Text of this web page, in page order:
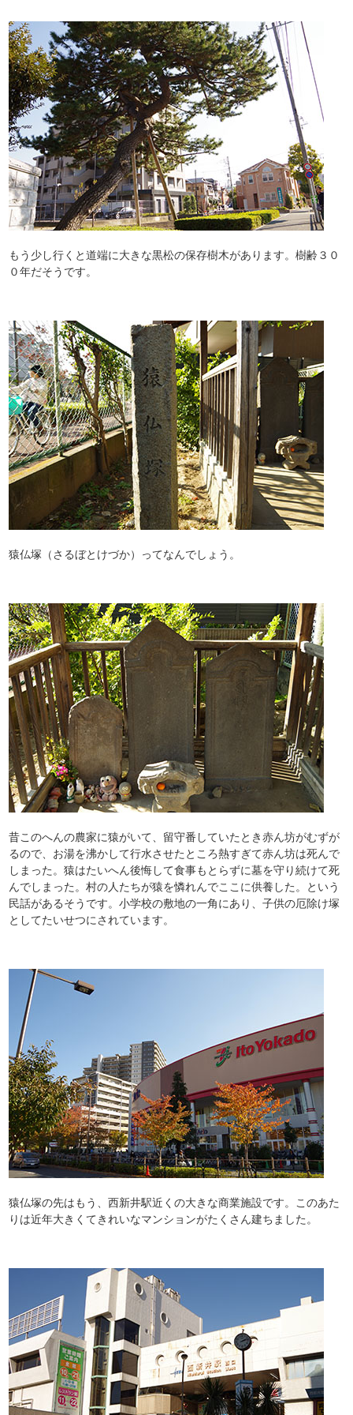
もう少し行くと道端に大きな黒松の保存樹木があります。樹齢３０
０年だそうです。
猿仏塚（さるぼとけづか）ってなんでしょう。
昔このへんの農家に猿がいて、留守番していたとき赤ん坊がむずが
るので、お湯を沸かして行水させたところ熱すぎて赤ん坊は死んで
しまった。猿はたいへん後悔して食事もとらずに墓を守り続けて死
んでしまった。村の人たちが猿を憐れんでここに供養した。という
民話があるそうです。小学校の敷地の一角にあり、子供の厄除け塚
としてたいせつにされています。
猿仏塚の先はもう、西新井駅近くの大きな商業施設です。このあた
りは近年大きくてきれいなマンションがたくさん建ちました。